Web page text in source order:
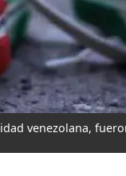
venezolana,